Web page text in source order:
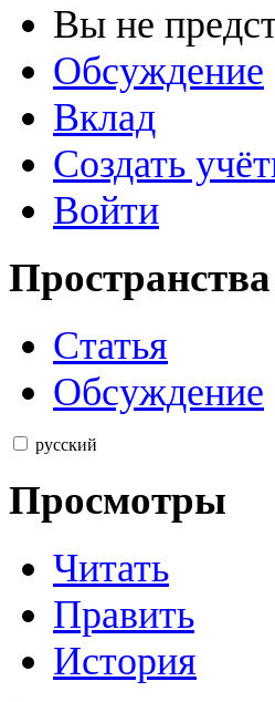
Вы не
Обсуждение
Вклад
Создать
Войти
Статья
Обсуждение
русский
Просмотры
Читать
Править
История